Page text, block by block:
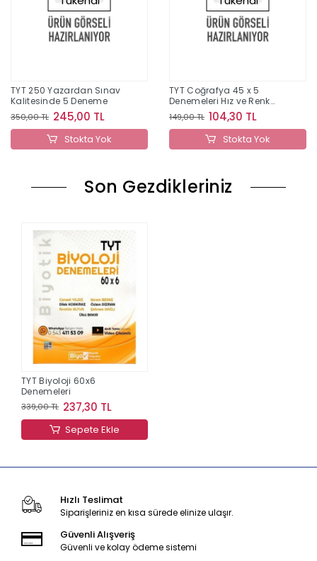
TYT 250 Yazardan Sınav
Kalitesinde 5 Deneme
350,00 TL 245,00 TL
Stokta Yok
TYT Coğrafya 45 x 5
Denemeleri Hız ve Renk
Yayınları
149,00 TL 104,30 TL
Stokta Yok
Son Gezdikleriniz
TYT Biyoloji 60x6
Denemeleri
339,00 TL 237,30 TL
Sepete Ekle
Hızlı Teslimat
Siparişleriniz en kısa sürede elinize ulaşır.
Güvenli Alışveriş
Güvenli ve kolay ödeme sistemi